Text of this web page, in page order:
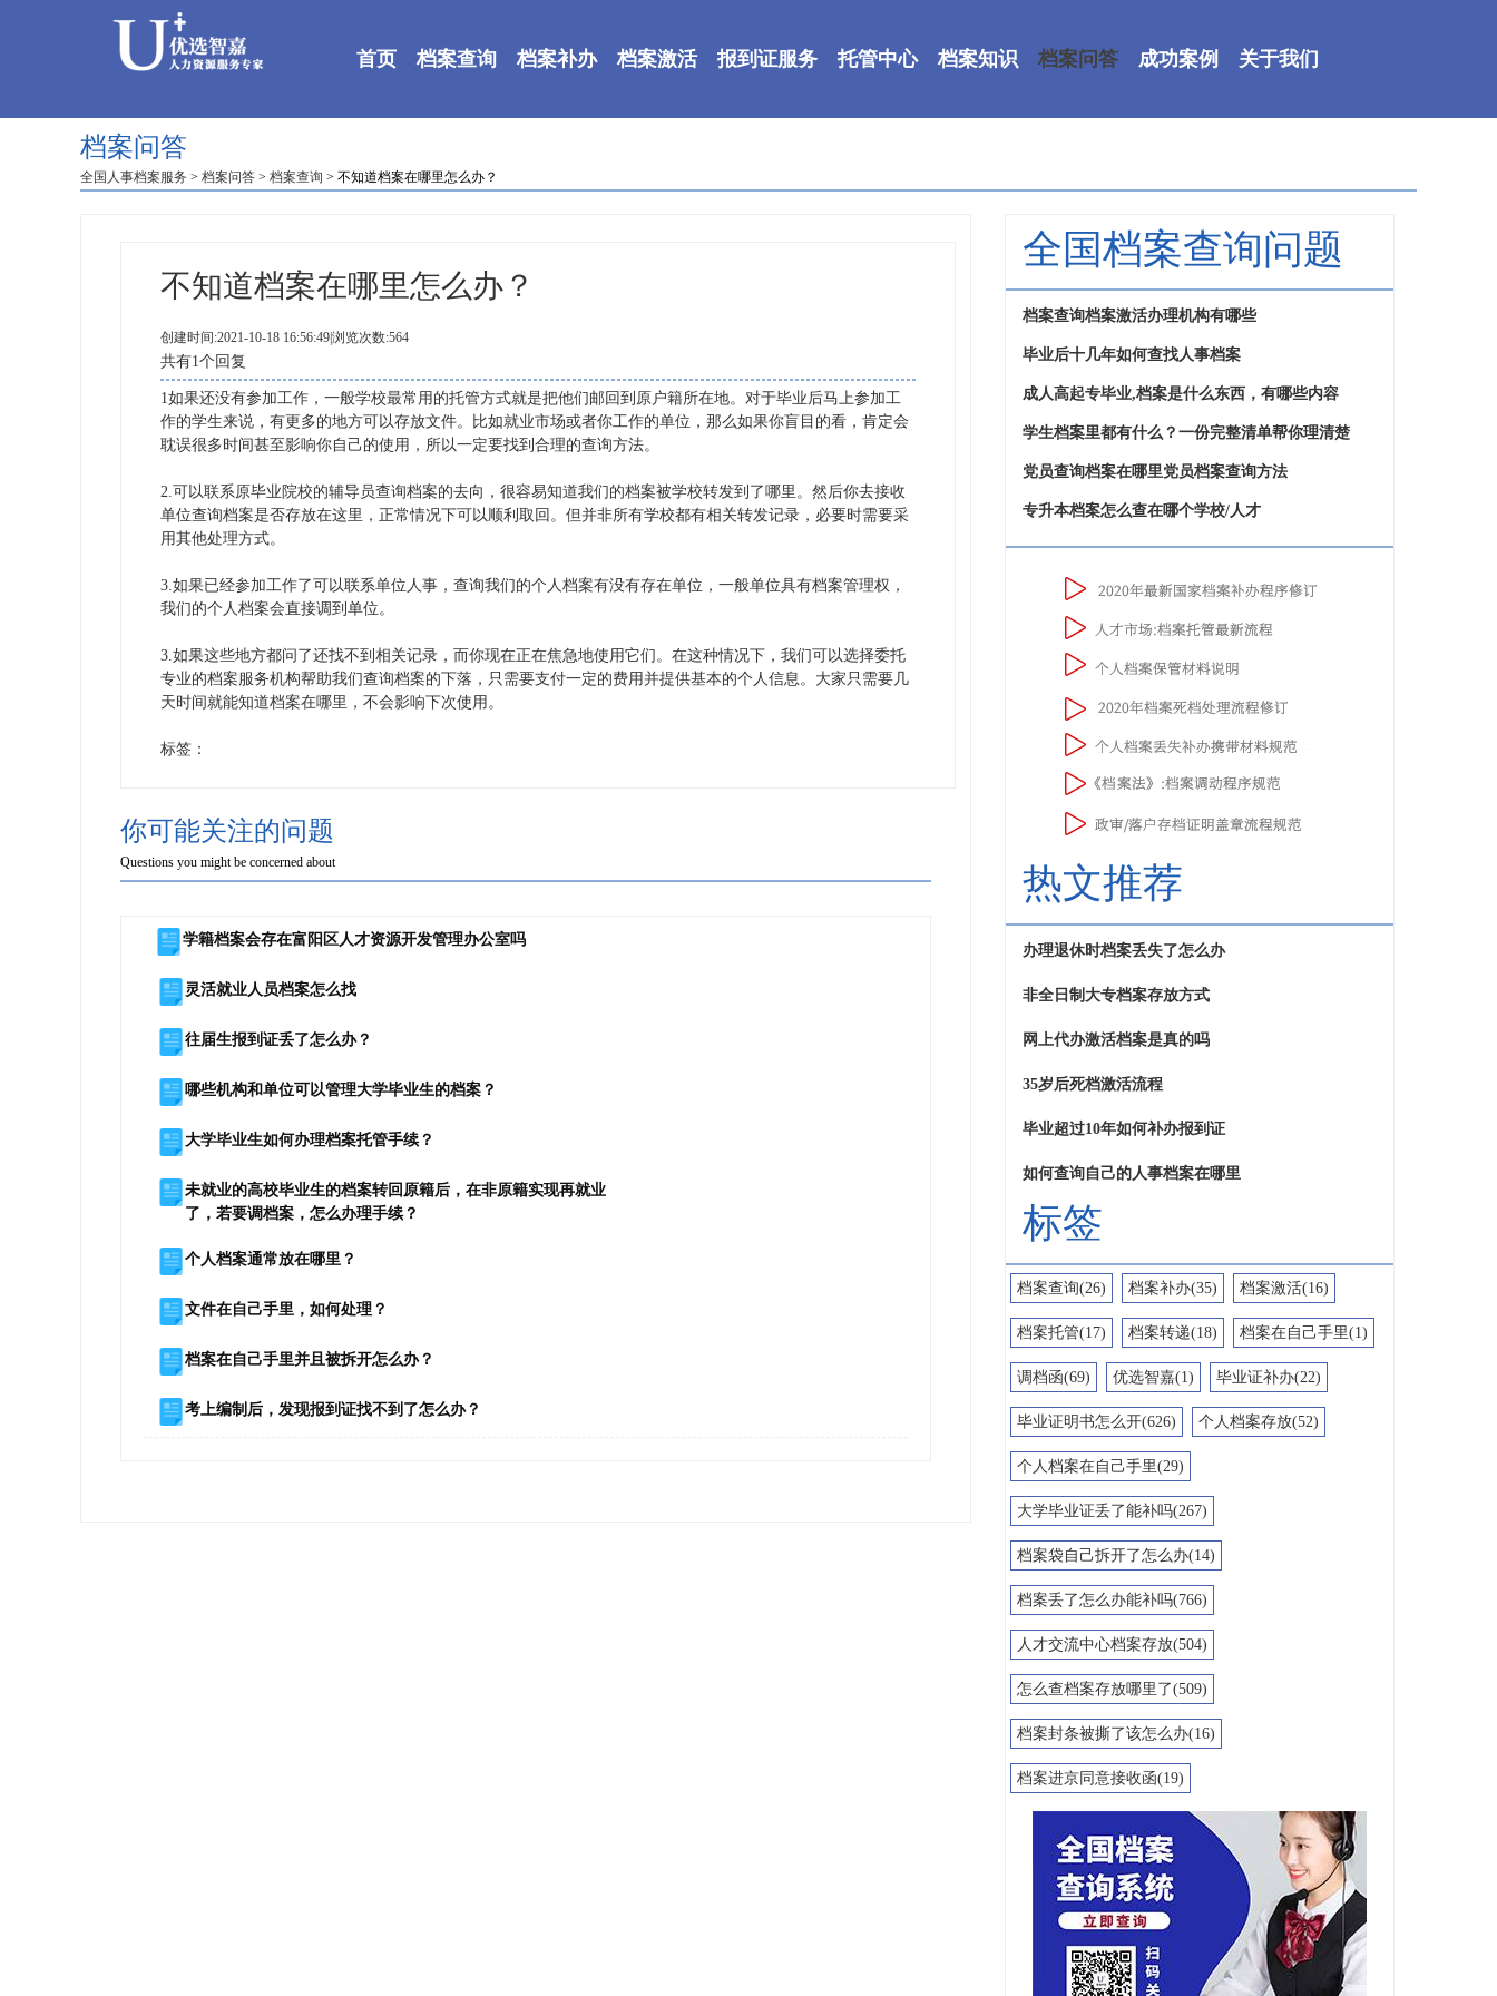
首页 档案查询 档案补办 档案激活 报到证服务 托管中心 档案知识 档案问答 成功案例 关于我们
档案问答
全国人事档案服务 > 档案问答 > 档案查询 > 不知道档案在哪里怎么办？
不知道档案在哪里怎么办？
创建时间:2021-10-18 16:56:49|浏览次数:564
共有1个回复
1如果还没有参加工作，一般学校最常用的托管方式就是把他们邮回到原户籍所在地。对于毕业后马上参加工
作的学生来说，有更多的地方可以存放文件。比如就业市场或者你工作的单位，那么如果你盲目的看，肯定会
耽误很多时间甚至影响你自己的使用，所以一定要找到合理的查询方法。
2.可以联系原毕业院校的辅导员查询档案的去向，很容易知道我们的档案被学校转发到了哪里。然后你去接收
单位查询档案是否存放在这里，正常情况下可以顺利取回。但并非所有学校都有相关转发记录，必要时需要采
用其他处理方式。
3.如果已经参加工作了可以联系单位人事，查询我们的个人档案有没有存在单位，一般单位具有档案管理权，
我们的个人档案会直接调到单位。
3.如果这些地方都问了还找不到相关记录，而你现在正在焦急地使用它们。在这种情况下，我们可以选择委托
专业的档案服务机构帮助我们查询档案的下落，只需要支付一定的费用并提供基本的个人信息。大家只需要几
天时间就能知道档案在哪里，不会影响下次使用。
标签：
你可能关注的问题
Questions you might be concerned about
学籍档案会存在富阳区人才资源开发管理办公室吗
灵活就业人员档案怎么找
往届生报到证丢了怎么办？
哪些机构和单位可以管理大学毕业生的档案？
大学毕业生如何办理档案托管手续？
未就业的高校毕业生的档案转回原籍后，在非原籍实现再就业
了，若要调档案，怎么办理手续？
个人档案通常放在哪里？
文件在自己手里，如何处理？
档案在自己手里并且被拆开怎么办？
考上编制后，发现报到证找不到了怎么办？
全国档案查询问题
档案查询档案激活办理机构有哪些
毕业后十几年如何查找人事档案
成人高起专毕业,档案是什么东西，有哪些内容
学生档案里都有什么？一份完整清单帮你理清楚
党员查询档案在哪里党员档案查询方法
专升本档案怎么查在哪个学校/人才
热文推荐
办理退休时档案丢失了怎么办
非全日制大专档案存放方式
网上代办激活档案是真的吗
35岁后死档激活流程
毕业超过10年如何补办报到证
如何查询自己的人事档案在哪里
标签
档案查询(26) 档案补办(35) 档案激活(16)
档案托管(17) 档案转递(18) 档案在自己手里(1)
调档函(69) 优选智嘉(1) 毕业证补办(22)
毕业证明书怎么开(626) 个人档案存放(52)
个人档案在自己手里(29)
大学毕业证丢了能补吗(267)
档案袋自己拆开了怎么办(14)
档案丢了怎么办能补吗(766)
人才交流中心档案存放(504)
怎么查档案存放哪里了(509)
档案封条被撕了该怎么办(16)
档案进京同意接收函(19)